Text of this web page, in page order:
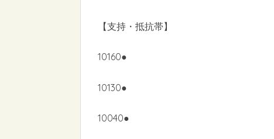
【支持・抵抗帯】
10160●
10130●
10040●